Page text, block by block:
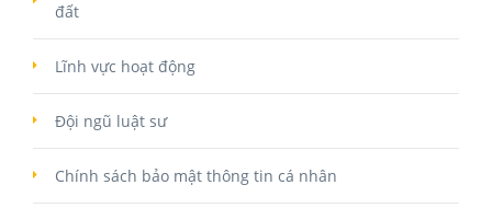
BẢN
BIỂU
LIÊN
HỆ
đất
Lĩnh vực hoạt động
Đội ngũ luật sư
Chính sách bảo mật thông tin cá nhân